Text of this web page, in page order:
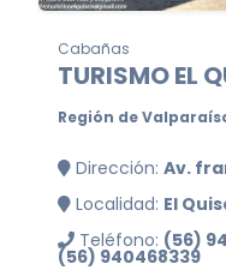
Cabañas
TURISMO EL
Región de
Dirección: Av.
Localidad: El
Teléfono: (56)
(56) 940468339